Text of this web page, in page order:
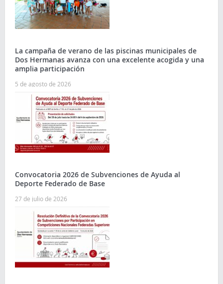
La campaña de verano de las piscinas municipales de
Dos Hermanas avanza con una excelente acogida y una
amplia participación
5 de agosto de 2026
Convocatoria 2026 de Subvenciones de Ayuda al
Deporte Federado de Base
27 de julio de 2026